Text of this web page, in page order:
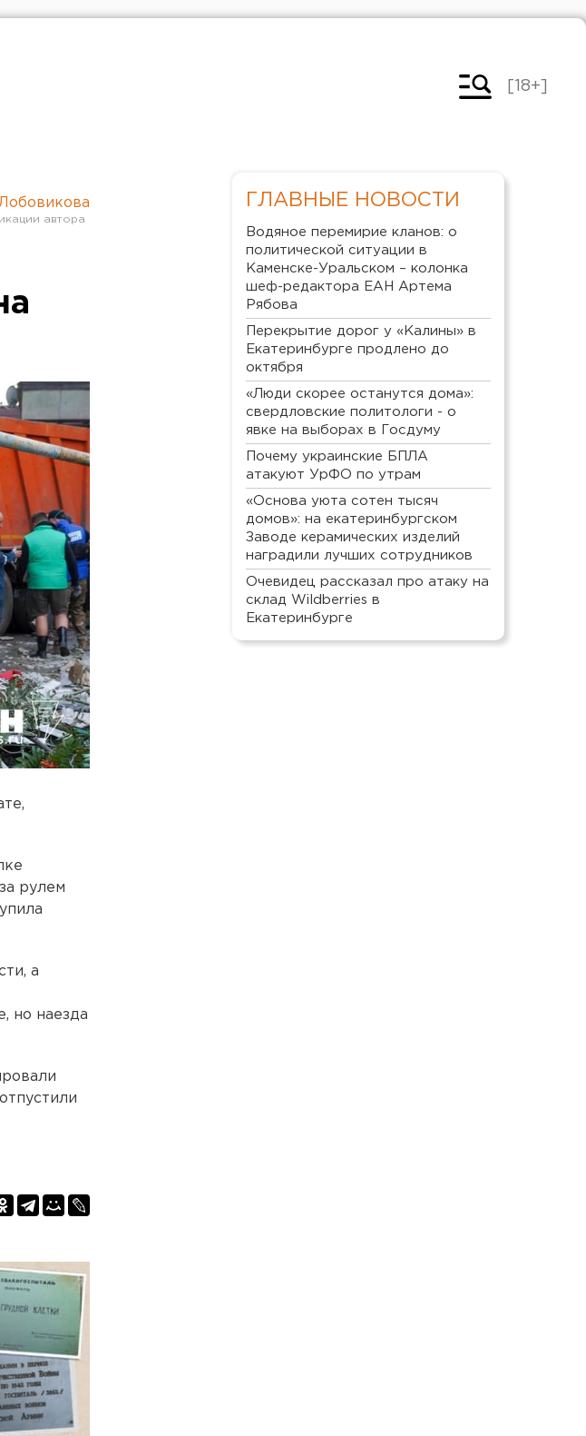
[18+]
рулем
а
но наезда
ГЛАВНЫЕ НОВОСТИ
Водяное перемирие кланов: о
политической ситуации в
Каменске-Уральском – колонка
шеф-редактора ЕАН Артема
Рябова
Перекрытие дорог у «Калины» в
Екатеринбурге продлено до
октября
«Люди скорее останутся дома»:
свердловские политологи - о
явке на выборах в Госдуму
Почему украинские БПЛА
атакуют УрФО по утрам
«Основа уюта сотен тысяч
домов»: на екатеринбургском
Заводе керамических изделий
наградили лучших сотрудников
Очевидец рассказал про атаку на
склад Wildberries в
Екатеринбурге